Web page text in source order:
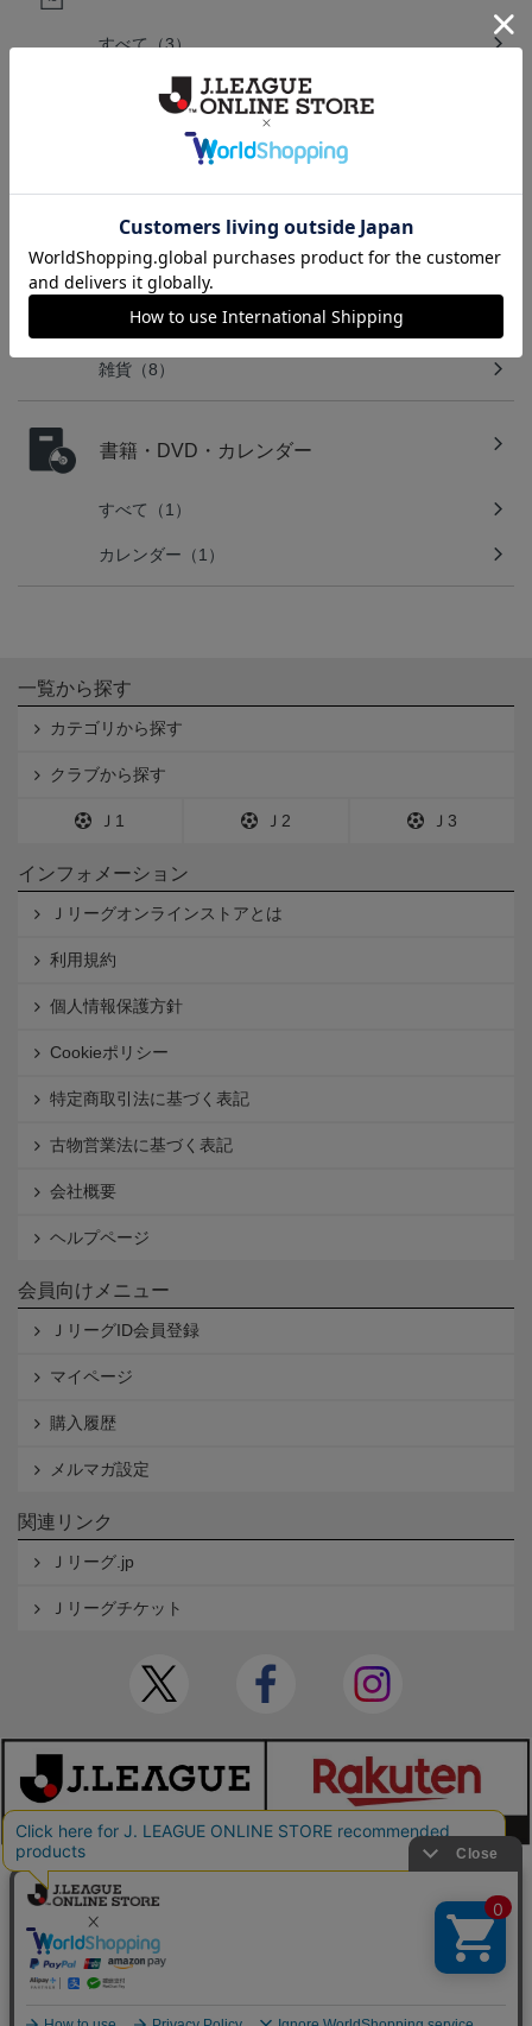
すべて（3）
バラエティグッズ
すべて（8）
雑貨（8）
書籍・DVD・カレンダー
すべて（1）
カレンダー（1）
一覧から探す
カテゴリから探す
クラブから探す
Ｊ1 Ｊ2 Ｊ3
インフォメーション
Ｊリーグオンラインストアとは
利用規約
個人情報保護方針
Cookieポリシー
特定商取引法に基づく表記
古物営業法に基づく表記
会社概要
ヘルプページ
会員向けメニュー
ＪリーグID会員登録
マイページ
購入履歴
メルマガ設定
関連リンク
Ｊリーグ.jp
Ｊリーグチケット
本サイトで使用している文章・画像等の無断での複製・転載を禁止します。
© JAPAN PROFESSIONAL FOOTBALL LEAGUE Rakuten Group, Inc. ALL RIGHTS RE